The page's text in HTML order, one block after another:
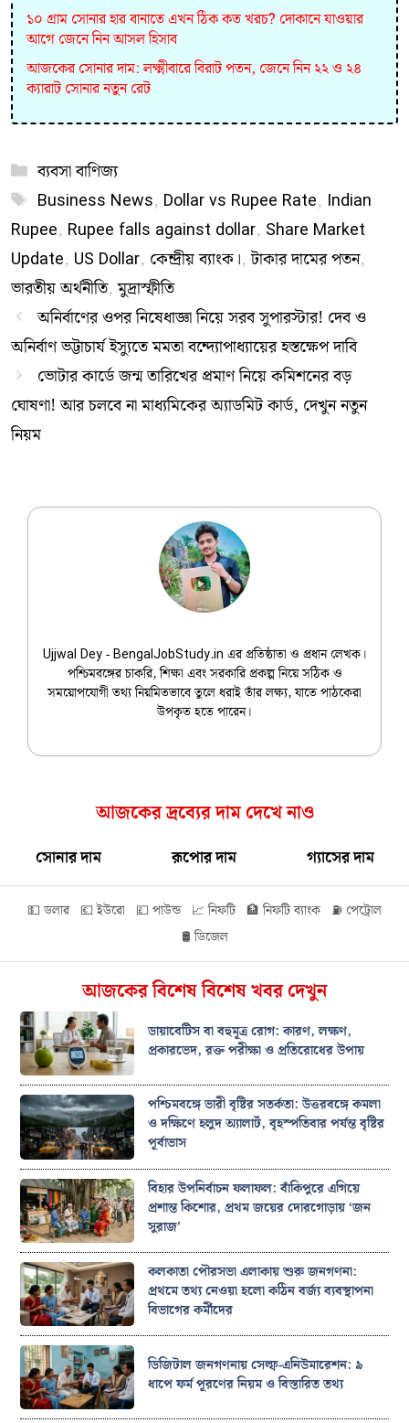
১০ গ্রাম সোনার হার বানাতে এখন ঠিক কত খরচ? দোকানে যাওয়ার
আগে জেনে নিন আসল হিসাব
​আজকের সোনার দাম: লক্ষ্মীবারে বিরাট পতন, জেনে নিন ২২ ও ২৪
ক্যারাট সোনার নতুন রেট
Categories
ব্যবসা বাণিজ্য
Tags
Business News, Dollar vs Rupee Rate, Indian
Rupee, Rupee falls against dollar, Share Market
Update, US Dollar, কেন্দ্রীয় ব্যাংক।,টাকার দামের পতন,
ভারতীয় অর্থনীতি,মুদ্রাস্ফীতি
অনির্বাণের ওপর নিষেধাজ্ঞা নিয়ে সরব সুপারস্টার! দেব ও
অনির্বাণ ভট্টাচার্য ইস্যুতে মমতা বন্দ্যোপাধ্যায়ের হস্তক্ষেপ দাবি
ভোটার কার্ডে জন্ম তারিখের প্রমাণ নিয়ে কমিশনের বড়
ঘোষণা! আর চলবে না মাধ্যমিকের অ্যাডমিট কার্ড, দেখুন নতুন
নিয়ম
Ujjwal Dey - BengalJobStudy.in এর প্রতিষ্ঠাতা ও প্রধান লেখক।
পশ্চিমবঙ্গের চাকরি, শিক্ষা এবং সরকারি প্রকল্প নিয়ে সঠিক ও
সময়োপযোগী তথ্য নিয়মিতভাবে তুলে ধরাই তাঁর লক্ষ্য, যাতে পাঠকেরা
উপকৃত হতে পারেন।
আজকের দ্রব্যের দাম দেখে নাও
সোনার দাম রূপোর দাম গ্যাসের দাম
💵 ডলার 💶 ইউরো 💷 পাউন্ড 📈 নিফটি 🏦 নিফটি ব্যাংক ⛽ পেট্রোল
🛢️ ডিজেল
আজকের বিশেষ বিশেষ খবর দেখুন
ডায়াবেটিস বা বহুমূত্র রোগ: কারণ, লক্ষণ,
প্রকারভেদ, রক্ত পরীক্ষা ও প্রতিরোধের উপায়
পশ্চিমবঙ্গে ভারী বৃষ্টির সতর্কতা: উত্তরবঙ্গে কমলা
ও দক্ষিণে হলুদ অ্যালার্ট, বৃহস্পতিবার পর্যন্ত বৃষ্টির
পূর্বাভাস
বিহার উপনির্বাচন ফলাফল: বাঁকিপুরে এগিয়ে
প্রশান্ত কিশোর, প্রথম জয়ের দোরগোড়ায় ‘জন
সুরাজ’
কলকাতা পৌরসভা এলাকায় শুরু জনগণনা:
প্রথমে তথ্য নেওয়া হলো কঠিন বর্জ্য ব্যবস্থাপনা
বিভাগের কর্মীদের
ডিজিটাল জনগণনায় সেল্ফ-এনিউমারেশন: ৯
ধাপে ফর্ম পূরণের নিয়ম ও বিস্তারিত তথ্য